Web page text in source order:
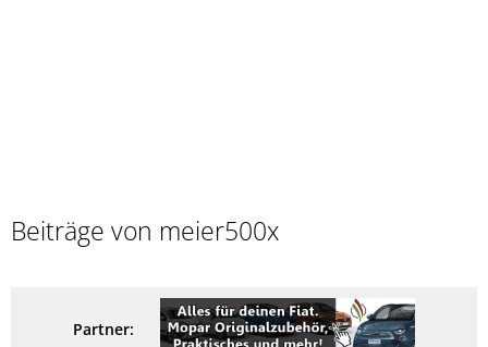
Beiträge von meier500x
Partner: